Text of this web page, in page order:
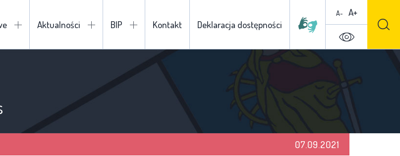
Aktualności BIP Kontakt Deklaracja dostępności
A- A+
07.09.2021